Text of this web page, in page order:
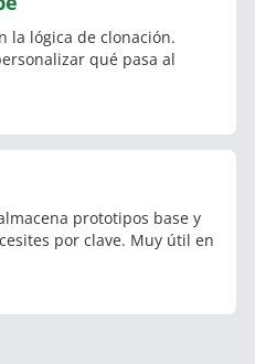
la lógica de clonación.
qué pasa al
prototipos base y
por clave. Muy útil en